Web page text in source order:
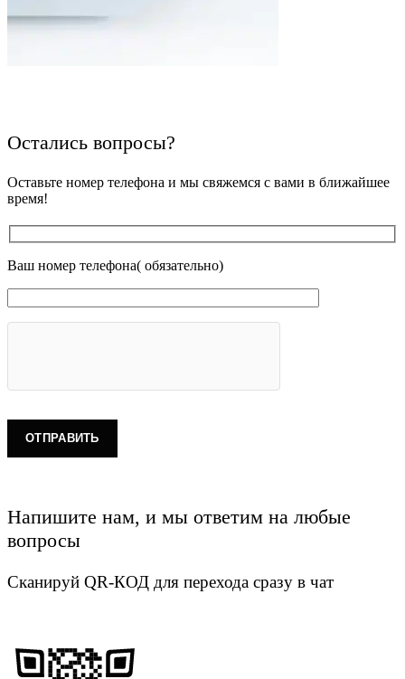
Остались вопросы?
Оставьте номер телефона и мы свяжемся с вами в ближайшее
время!
Ваш номер телефона( обязательно)
Напишите нам, и мы ответим на любые
вопросы
Сканируй QR-КОД для перехода сразу в чат